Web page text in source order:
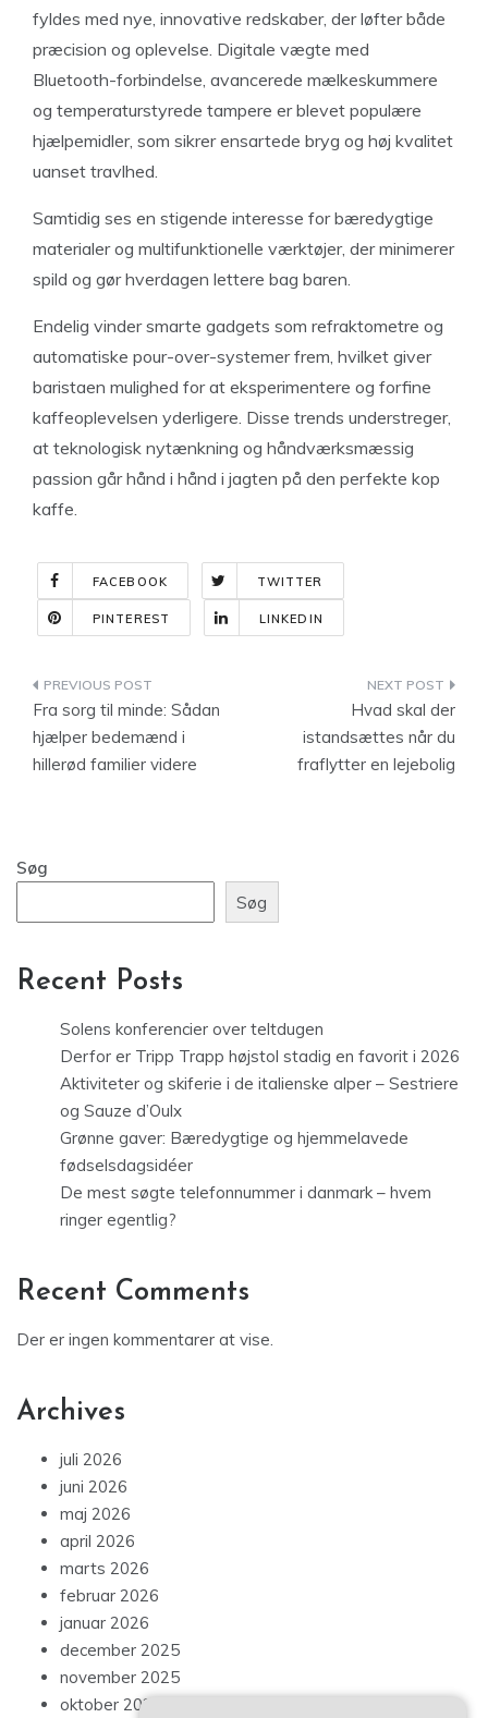
fyldes med nye, innovative redskaber, der løfter både
præcision og oplevelse. Digitale vægte med
Bluetooth-forbindelse, avancerede mælkeskummere
og temperaturstyrede tampere er blevet populære
hjælpemidler, som sikrer ensartede bryg og høj kvalitet
uanset travlhed.
Samtidig ses en stigende interesse for bæredygtige
materialer og multifunktionelle værktøjer, der minimerer
spild og gør hverdagen lettere bag baren.
Endelig vinder smarte gadgets som refraktometre og
automatiske pour-over-systemer frem, hvilket giver
baristaen mulighed for at eksperimentere og forfine
kaffeoplevelsen yderligere. Disse trends understreger,
at teknologisk nytænkning og håndværksmæssig
passion går hånd i hånd i jagten på den perfekte kop
kaffe.
FACEBOOK TWITTER
PINTEREST LINKEDIN
Indlægsnavigation
Fra sorg til minde: Sådan
hjælper bedemænd i
hillerød familier videre
Hvad skal der
istandsættes når du
fraflytter en lejebolig
Søg
Søg
Recent Posts
Solens konferencier over teltdugen
Derfor er Tripp Trapp højstol stadig en favorit i 2026
Aktiviteter og skiferie i de italienske alper – Sestriere
og Sauze d’Oulx
Grønne gaver: Bæredygtige og hjemmelavede
fødselsdagsidéer
De mest søgte telefonnummer i danmark – hvem
ringer egentlig?
Recent Comments
Der er ingen kommentarer at vise.
Archives
juli 2026
juni 2026
maj 2026
april 2026
marts 2026
februar 2026
januar 2026
december 2025
november 2025
oktober 2025